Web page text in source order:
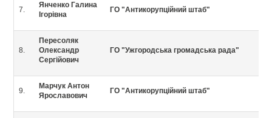
7.
Янченко Галина
Ігорівна
ГО "Антикорупційний штаб"
8.
Пересоляк
Олександр
Сергійович
ГО "Ужгородська громадська рада"
9.
Марчук Антон
Ярославович
ГО "Антикорупційний штаб"